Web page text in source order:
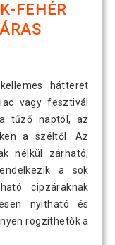
FEHÉR
hátteret
vagy fesztivál
tűző naptól, az
a széltől. Az
nélkül zárható,
a sok
cipzáraknak
nyitható és
rögzíthetők a